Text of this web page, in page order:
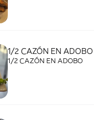
1/2 CAZÓN EN ADOBO
1/2 CAZÓN EN ADOBO